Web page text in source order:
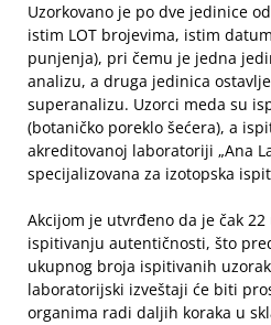
Uzorkovano je po dve jedinice
istim LOT brojevima, istim
punjenja), pri čemu je jedna
analizu, a druga jedinica
superanalizu. Uzorci meda su
(botaničko poreklo šećera), a
akreditovanoj laboratoriji „Ana
specijalizovana za izotopska
Akcijom je utvrđeno da je čak
ispitivanju autentičnosti, što
ukupnog broja ispitivanih
laboratorijski izveštaji će biti
organima radi daljih koraka u